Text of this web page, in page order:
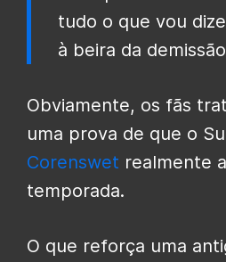
tudo o que vou
à beira da
Obviamente, os fãs
uma prova de que o
Corenswet realmente
temporada.
O que reforça uma